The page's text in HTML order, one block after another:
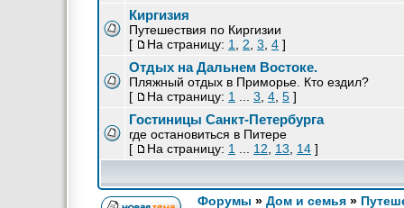
Киргизия
Путешествия по Киргизии
[
На страницу: 1 2 3 4 ]
Отдых на Дальнем Востоке.
Пляжный отдых в Приморье. Кто ездил?
[
На страницу: 1 3 4 5 ]
Гостиницы Санкт-Петербурга
где остановиться в Питере
[
На страницу: 1 12 13 14 ]
Форумы » Дом и семья »